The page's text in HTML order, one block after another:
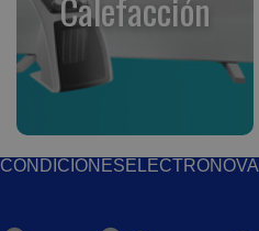
CONDICIONESELECTRONOVA